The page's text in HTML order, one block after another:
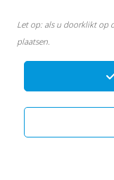
info ketenpartners
Let op: als u doorklikt op
plaatsen.